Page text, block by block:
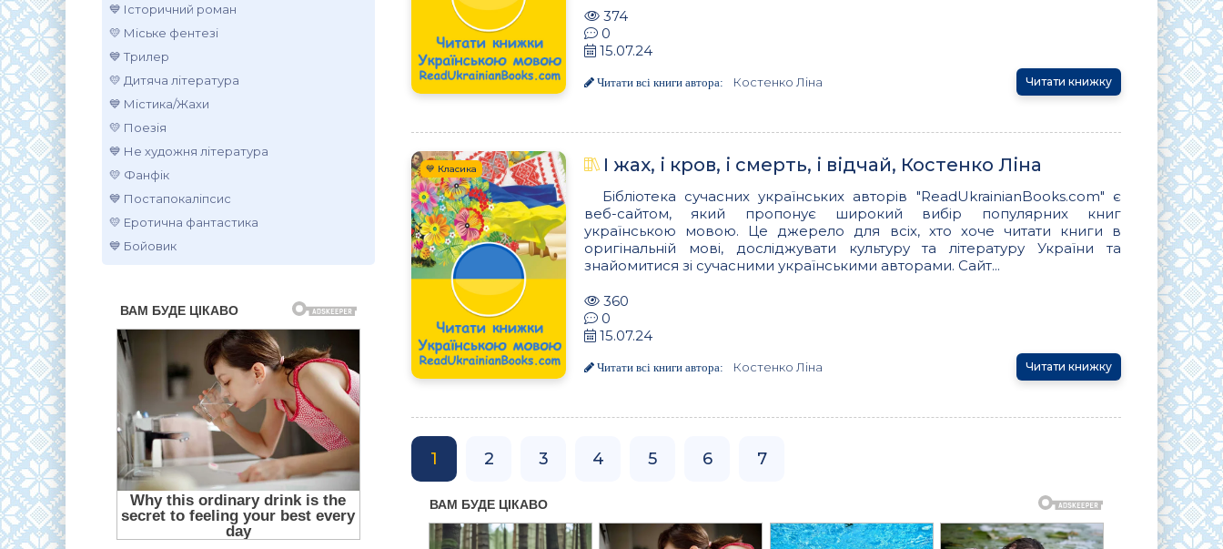
💙 Історичний роман
💛 Міське фентезі
💙 Трилер
💛 Дитяча література
💙 Містика/Жахи
💛 Поезія
💙 Не художня література
💛 Фанфік
💙 Постапокаліпсис
💛 Еротична фантастика
💙 Бойовик
374
0
15.07.24
Читати всі книги автора: Костенко Ліна Читати книжку
💙 Класика І жах, і кров, і смерть, і відчай, Костенко Ліна
Бібліотека сучасних українських авторів "ReadUkrainianBooks.com" є
веб-сайтом, який пропонує широкий вибір популярних книг
українською мовою. Це джерело для всіх, хто хоче читати книги в
оригінальній мові, досліджувати культуру та літературу України та
знайомитися зі сучасними українськими авторами. Сайт...
360
0
15.07.24
Читати всі книги автора: Костенко Ліна Читати книжку
1 2 3 4 5 6 7